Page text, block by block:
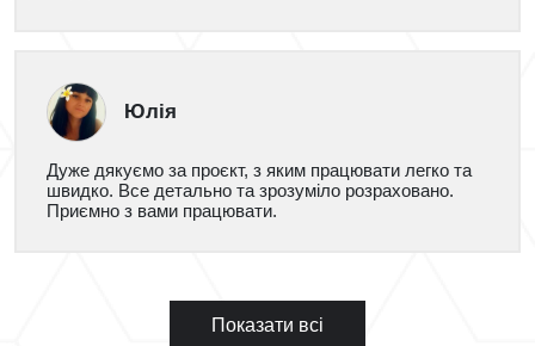
Юлія
Дуже дякуємо за проєкт, з яким працювати легко та
швидко. Все детально та зрозуміло розраховано.
Приємно з вами працювати.
Показати всі